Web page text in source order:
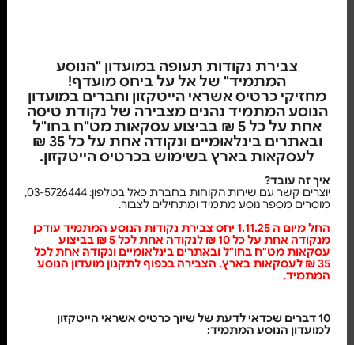
צבירת נקודות תעופה במועדון "הנוסע
המתמיד" של אל על ביחס מועדף!
מחזיקי כרטיס אשראי הייטקזון וחברים במועדון
הנוסע המתמיד נהנים מצבירה של נקודת טיסה
אחת על כל 5 ₪ בביצוע עסקאות מט"ח בחו"ל
ובאתרים בינלאומיים ונקודה אחת על כל 35 ₪
לעסקאות בארץ בשימוש בכרטיס הייטקזון.
איך זה עובד?
יוצרים קשר עם שירות הקוחות בחברת כאל בטלפון: 03-5726444,
מוסרים מספר נוסע מתמיד ומתחילים לצבור.
החל מיום ה 1.11.25 יחס צבירת נקודות הנוסע המתמיד עודכן
מנקודה אחת על כל 10 ₪ לנקודה אחת לכל 5 ₪ בביצוע
עסקאות מט"ח בחו"ל ובאתרים בינלאומיים ונקודה אחת לכל
35 ₪ לעסקאות בארץ. הצבירה בכפוף לתקנון מועדון הנוסע
המתמיד.
10 דברים שכדאי לדעת של שיוך כרטיס אשראי הייטקזון
למועדון הנוסע המתמיד: